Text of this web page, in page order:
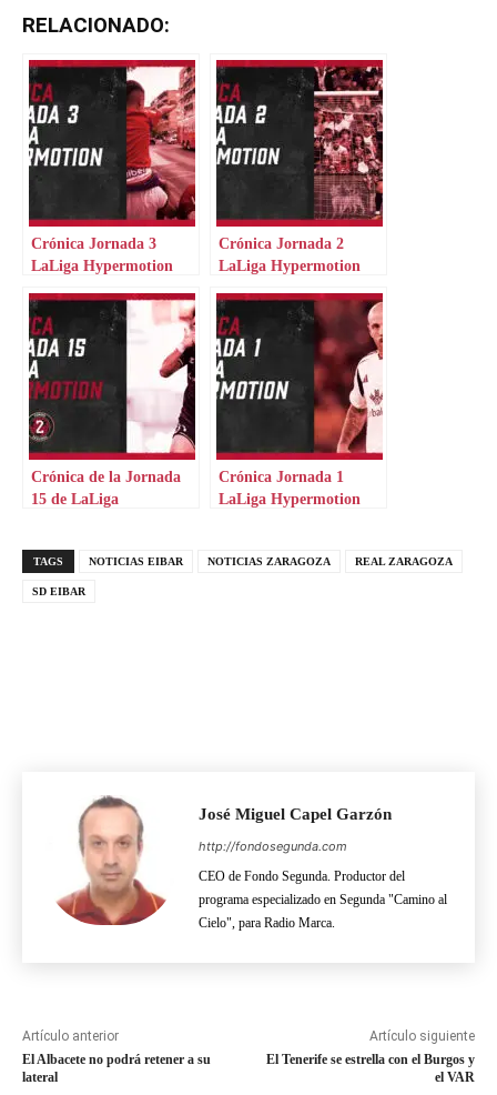
RELACIONADO:
Crónica Jornada 3
LaLiga Hypermotion
Crónica Jornada 2
LaLiga Hypermotion
Crónica de la Jornada
15 de LaLiga
Crónica Jornada 1
LaLiga Hypermotion
TAGS NOTICIAS EIBAR NOTICIAS ZARAGOZA REAL ZARAGOZA
SD EIBAR
José Miguel Capel Garzón
http://fondosegunda.com
CEO de Fondo Segunda. Productor del
programa especializado en Segunda "Camino al
Cielo", para Radio Marca.
Artículo anterior
El Albacete no podrá retener a su
lateral
Artículo siguiente
El Tenerife se estrella con el Burgos y
el VAR